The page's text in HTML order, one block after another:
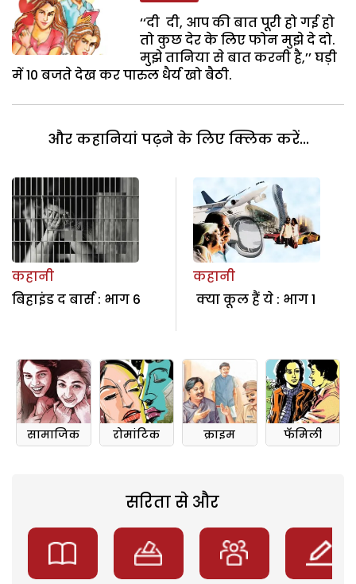
‘‘दी दी, आप की बात पूरी हो गई हो
तो कुछ देर के लिए फोन मुझे दे दो.
मुझे तानिया से बात करनी है,’’ घड़ी
में 10 बजते देख कर पारुल धैर्य खो बैठी.
और कहानियां पढ़ने के लिए क्लिक करें...
कहानी
बिहाइंड द बार्स : भाग 6
कहानी
क्या कूल हैं ये : भाग 1
सामाजिक रोमांटिक क्राइम फॅमिली
सरिता से और